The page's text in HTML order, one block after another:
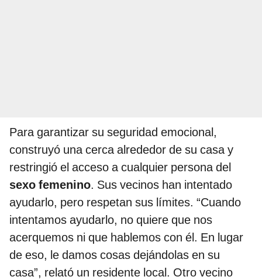
Para garantizar su seguridad emocional,
construyó una cerca alrededor de su casa y
restringió el acceso a cualquier persona del
sexo femenino. Sus vecinos han intentado
ayudarlo, pero respetan sus límites. “Cuando
intentamos ayudarlo, no quiere que nos
acerquemos ni que hablemos con él. En lugar
de eso, le damos cosas dejándolas en su
casa”, relató un residente local. Otro vecino